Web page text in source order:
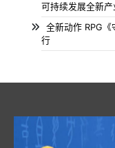
可持续发展全新产
全新动作 RPG
行